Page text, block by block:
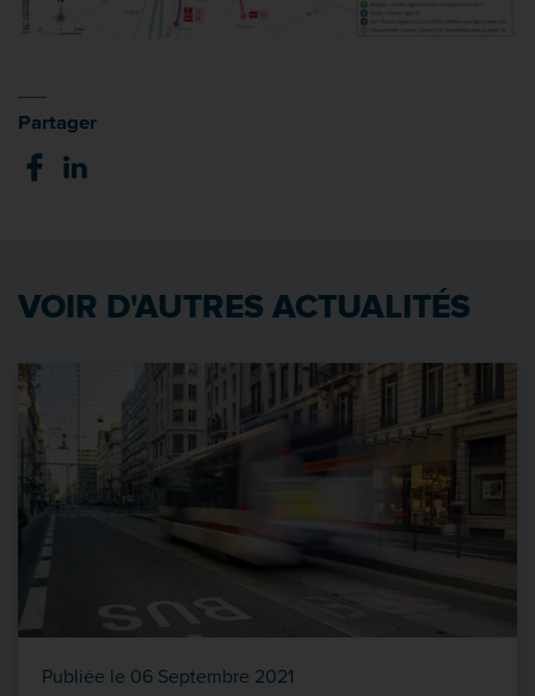
Partager
VOIR D'AUTRES ACTUALITÉS
Publiée le 06 Septembre 2021